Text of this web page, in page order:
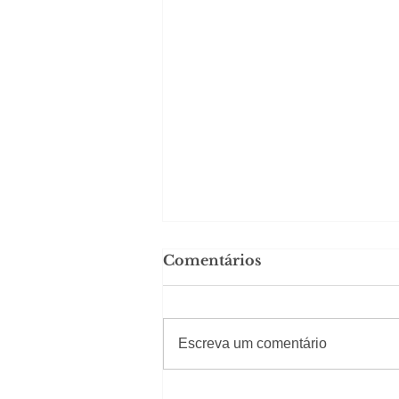
Comentários
Escreva um comentário
#Sugestões